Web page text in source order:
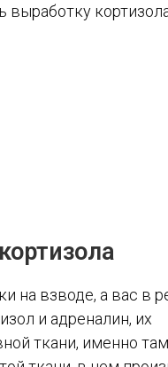
выработку
на взводе, а вас в
и адреналин, их
ткани, именно там